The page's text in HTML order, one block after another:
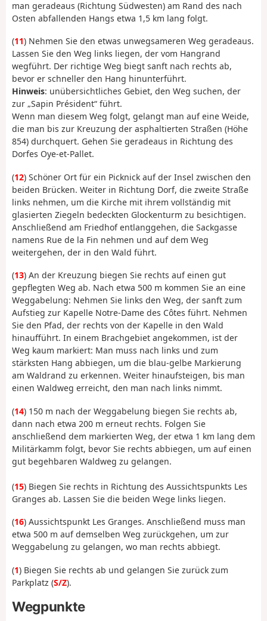
man geradeaus (Richtung Südwesten) am Rand des nach
Osten abfallenden Hangs etwa 1,5 km lang folgt.
(11) Nehmen Sie den etwas unwegsameren Weg geradeaus.
Lassen Sie den Weg links liegen, der vom Hangrand
wegführt. Der richtige Weg biegt sanft nach rechts ab,
bevor er schneller den Hang hinunterführt.
Hinweis: unübersichtliches Gebiet, den Weg suchen, der
zur „Sapin Président“ führt.
Wenn man diesem Weg folgt, gelangt man auf eine Weide,
die man bis zur Kreuzung der asphaltierten Straßen (Höhe
854) durchquert. Gehen Sie geradeaus in Richtung des
Dorfes Oye-et-Pallet.
(12) Schöner Ort für ein Picknick auf der Insel zwischen den
beiden Brücken. Weiter in Richtung Dorf, die zweite Straße
links nehmen, um die Kirche mit ihrem vollständig mit
glasierten Ziegeln bedeckten Glockenturm zu besichtigen.
Anschließend am Friedhof entlanggehen, die Sackgasse
namens Rue de la Fin nehmen und auf dem Weg
weitergehen, der in den Wald führt.
(13) An der Kreuzung biegen Sie rechts auf einen gut
gepflegten Weg ab. Nach etwa 500 m kommen Sie an eine
Weggabelung: Nehmen Sie links den Weg, der sanft zum
Aufstieg zur Kapelle Notre-Dame des Côtes führt. Nehmen
Sie den Pfad, der rechts von der Kapelle in den Wald
hinaufführt. In einem Brachgebiet angekommen, ist der
Weg kaum markiert: Man muss nach links und zum
stärksten Hang abbiegen, um die blau-gelbe Markierung
am Waldrand zu erkennen. Weiter hinaufsteigen, bis man
einen Waldweg erreicht, den man nach links nimmt.
(14) 150 m nach der Weggabelung biegen Sie rechts ab,
dann nach etwa 200 m erneut rechts. Folgen Sie
anschließend dem markierten Weg, der etwa 1 km lang dem
Militärkamm folgt, bevor Sie rechts abbiegen, um auf einen
gut begehbaren Waldweg zu gelangen.
(15) Biegen Sie rechts in Richtung des Aussichtspunkts Les
Granges ab. Lassen Sie die beiden Wege links liegen.
(16) Aussichtspunkt Les Granges. Anschließend muss man
etwa 500 m auf demselben Weg zurückgehen, um zur
Weggabelung zu gelangen, wo man rechts abbiegt.
(1) Biegen Sie rechts ab und gelangen Sie zurück zum
Parkplatz (S/Z).
Wegpunkte